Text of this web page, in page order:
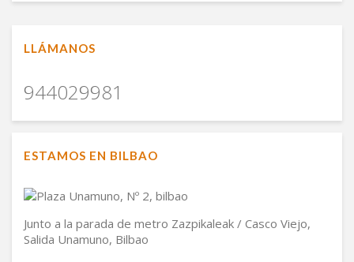
LLÁMANOS
944029981
ESTAMOS EN BILBAO
Junto a la parada de metro Zazpikaleak / Casco Viejo,
Salida Unamuno, Bilbao